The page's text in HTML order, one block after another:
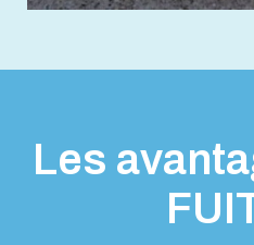
Les